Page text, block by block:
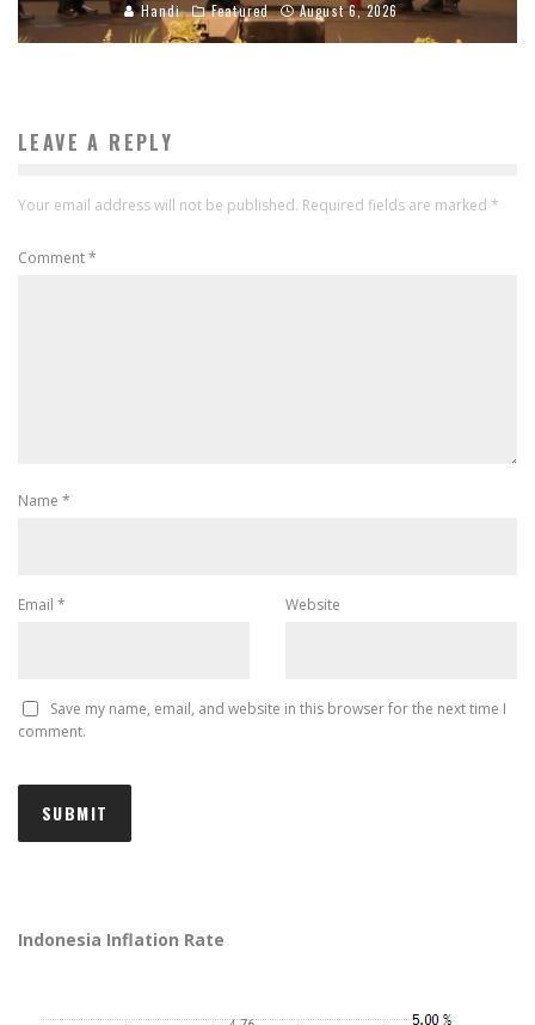
Handi Featured August 6, 2026
LEAVE A REPLY
Your email address will not be published. Required fields are marked *
Comment*
Name *
Email * Website
Save my name, email, and website in this browser for the next time I
comment.
Indonesia Inflation Rate